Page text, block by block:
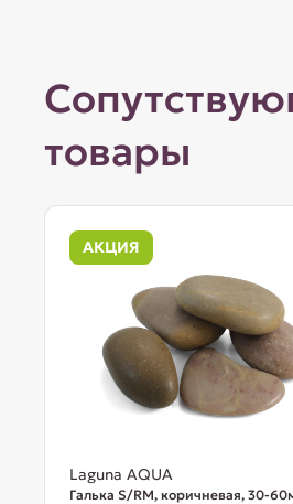
товары
АКЦИЯ
Laguna AQUA
Галька S/RM, коричневая, 30-